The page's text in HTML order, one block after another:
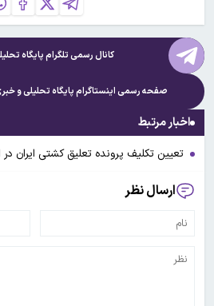
کانال رسمی تلگرام پایگاه
صفحه رسمی اینستاگرام پایگاه تحلیلی و
اخبار مرتبط
تعیین تکلیف پرونده تعلیق کشتی ایران در
ارسال نظر